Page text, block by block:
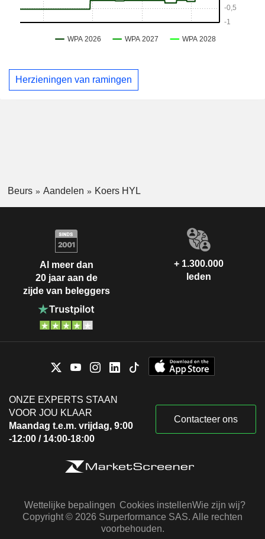
Herzieningen van ramingen
Beurs Aandelen Koers HYL
Al meer dan
20 jaar aan de
zijde van beleggers
+ 1.300.000
leden
ONZE EXPERTS STAAN
VOOR JOU KLAAR
Maandag t.e.m. vrijdag, 9:00
-12:00 / 14:00-18:00
Contacteer ons
Wettelijke bepalingen Cookies instellenWie zijn wij?
Copyright © 2026 Surperformance SAS. Alle rechten
voorbehouden.